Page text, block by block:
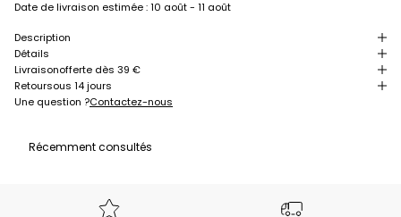
Date de livraison estimée :10 août - 11 août
Description
Détails
Livraisonofferte dès 39 €
Retoursous 14 jours
Une question ?Contactez-nous
Récemment consultés